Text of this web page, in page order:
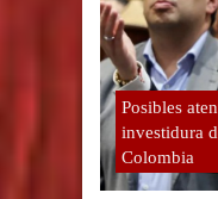
Posibles
investidura
Colombia